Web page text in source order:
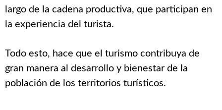
largo de la cadena productiva, que participan en
la experiencia del turista.
Todo esto, hace que el turismo contribuya de
gran manera al desarrollo y bienestar de la
población de los territorios turísticos.